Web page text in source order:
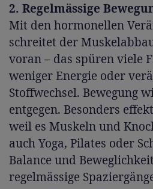
2. Regelmässige
Mit den hormonellen
schreitet der
voran – das spüren viele
weniger Energie oder
Stoffwechsel. Bewegung
entgegen. Besonders
weil es Muskeln und
auch Yoga, Pilates oder
Balance und
regelmässige